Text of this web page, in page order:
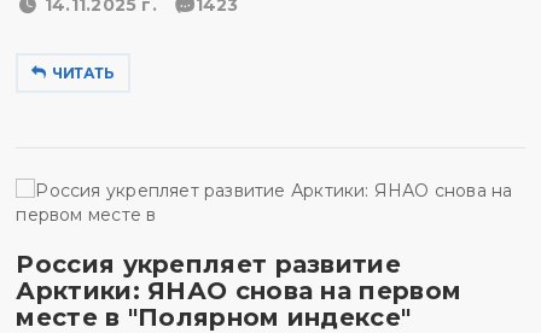
14.11.2025 г. 1423
ЧИТАТЬ
Россия укрепляет развитие
Арктики: ЯНАО снова на первом
месте в "Полярном индексе"